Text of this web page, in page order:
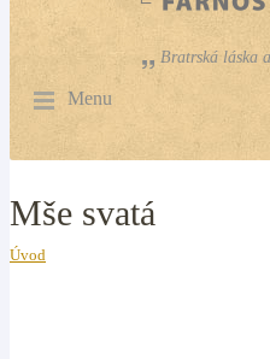
Bratrská láska
Menu
Mše svatá
Úvod